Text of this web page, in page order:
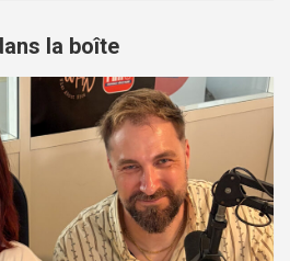
la boîte